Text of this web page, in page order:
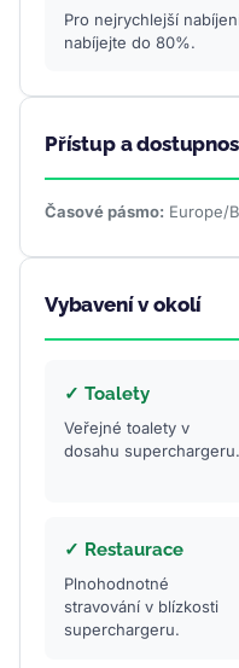
Pro nejrychlejší
nabíjejte do 80%.
Přístup a
Časové pásmo: Europe/
Vybavení v okolí
✓ Toalety
Veřejné toalety v
dosahu superchargeru.
✓ Restaurace
Plnohodnotné
stravování v blízkosti
superchargeru.